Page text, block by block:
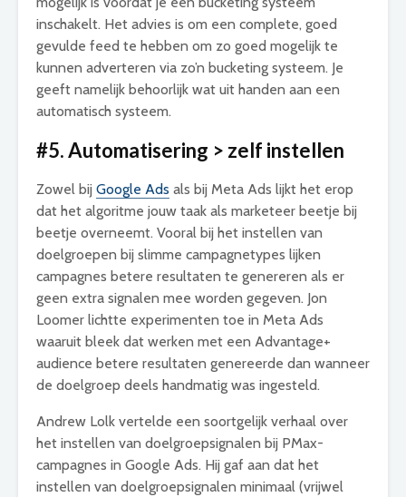
inschakelt. Het advies is om een complete, goed
gevulde feed te hebben om zo goed mogelijk te
kunnen adverteren via zo’n bucketing systeem. Je
geeft namelijk behoorlijk wat uit handen aan een
automatisch systeem.
#5. Automatisering > zelf instellen
Zowel bij Google Ads als bij Meta Ads lijkt het erop
dat het algoritme jouw taak als marketeer beetje bij
beetje overneemt. Vooral bij het instellen van
doelgroepen bij slimme campagnetypes lijken
campagnes betere resultaten te genereren als er
geen extra signalen mee worden gegeven. Jon
Loomer lichtte experimenten toe in Meta Ads
waaruit bleek dat werken met een Advantage+
audience betere resultaten genereerde dan wanneer
de doelgroep deels handmatig was ingesteld.
Andrew Lolk vertelde een soortgelijk verhaal over
het instellen van doelgroepsignalen bij PMax-
campagnes in Google Ads. Hij gaf aan dat het
instellen van doelgroepsignalen minimaal (vrijwel